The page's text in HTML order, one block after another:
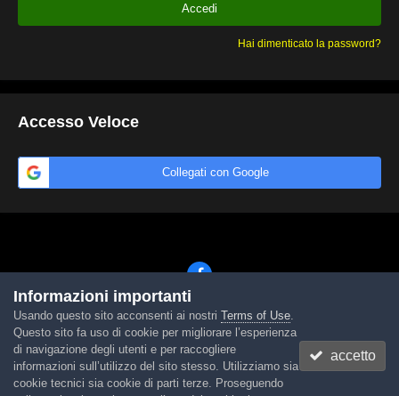
Accedi
Hai dimenticato la password?
Accesso Veloce
Collegati con Google
Lingua Tema Contattaci Cookies
Powered by Invision Community
Informazioni importanti
Usando questo sito acconsenti ai nostri Terms of Use.
Questo sito fa uso di cookie per migliorare l’esperienza
di navigazione degli utenti e per raccogliere
informazioni sull’utilizzo del sito stesso. Utilizziamo sia
cookie tecnici sia cookie di parti terze. Proseguendo
accetto